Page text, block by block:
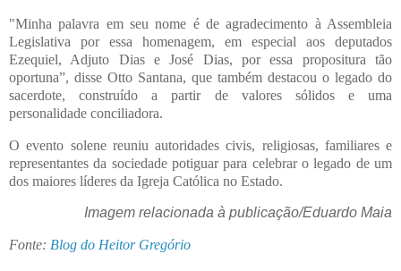
"Minha palavra em seu nome é de agradecimento à Assembleia
Legislativa por essa homenagem, em especial aos deputados
Ezequiel, Adjuto Dias e José Dias, por essa propositura tão
oportuna”, disse Otto Santana, que também destacou o legado do
sacerdote, construído a partir de valores sólidos e uma
personalidade conciliadora.
O evento solene reuniu autoridades civis, religiosas, familiares e
representantes da sociedade potiguar para celebrar o legado de um
dos maiores líderes da Igreja Católica no Estado.
Imagem relacionada à publicação/Eduardo Maia
Fonte: Blog do Heitor Gregório